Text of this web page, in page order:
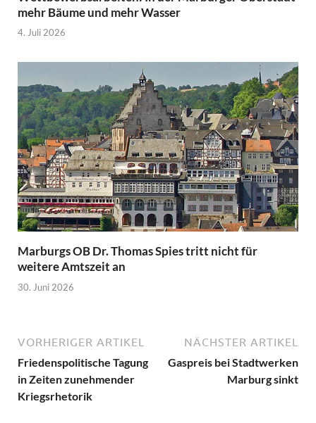
mehr Bäume und mehr Wasser
4. Juli 2026
Marburgs OB Dr. Thomas Spies tritt nicht für
weitere Amtszeit an
30. Juni 2026
VORHERIGER ARTIKEL
Friedenspolitische Tagung
in Zeiten zunehmender
Kriegsrhetorik
NÄCHSTER ARTIKEL
Gaspreis bei Stadtwerken
Marburg sinkt